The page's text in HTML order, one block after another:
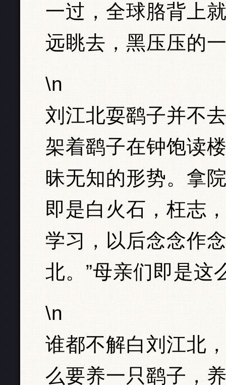
一过，全球胳背上
远眺去，黑压压的
\n
刘江北耍鹞子并不
架着鹞子在钟饱读
昧无知的形势。拿
即是白火石，枉志
学习，以后念念作
北。”母亲们即是这
\n
谁都不解白刘江北
么要养一只鹞子，